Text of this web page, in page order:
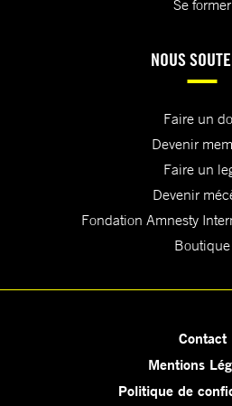
Se former
NOUS
Faire un
Devenir
Faire un
Devenir
Fondation Amnesty
Boutique
Contact
Mentions
Politique de